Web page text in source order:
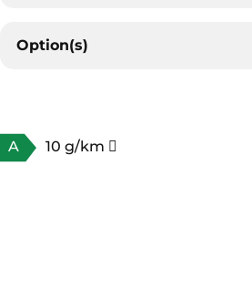
Option(s)
A 10 g/km